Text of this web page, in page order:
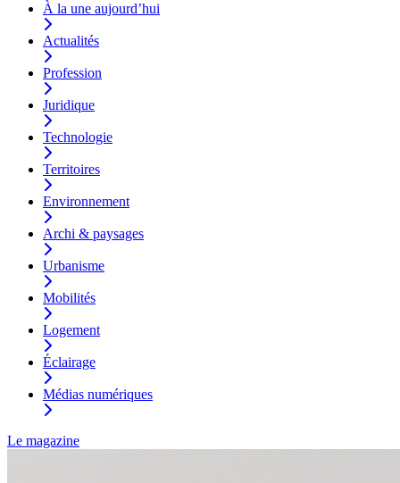
À la une aujourd’hui
Actualités
Profession
Juridique
Technologie
Territoires
Environnement
Archi & paysages
Urbanisme
Mobilités
Logement
Éclairage
Médias numériques
Le magazine